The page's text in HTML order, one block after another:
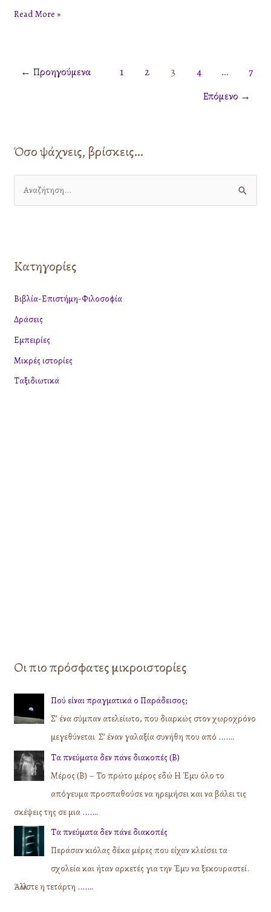
Read More »
← Προηγούμενα 1 2 3 4 …
7
Επόμενο →
Όσο ψάχνεις, βρίσκεις…
ή
η
σ
η
γ
ι
Κατηγορίες
Βιβλία-Επιστήμη-Φιλοσοφία
Δράσεις
Εμπειρίες
Μικρές ιστορίες
Ταξιδιωτικά
Οι πιο πρόσφατες μικροιστορίες
Πού είναι πραγματικά ο Παράδεισος;
Σ’ ένα σύμπαν ατελείωτο, που διαρκώς στον χωροχρόνο
μεγεθύνεται Σ’ έναν γαλαξία συνήθη που από ....…
Τα πνεύματα δεν πάνε διακοπές (Β)
Μέρος (Β) – Το πρώτο μέρος εδώ Η Έμυ όλο το
απόγευμα προσπαθούσε να ηρεμήσει και να βάλει τις
σκέψεις της σε μια ....…
Τα πνεύματα δεν πάνε διακοπές
Περάσαν κιόλας δέκα μέρες που είχαν κλείσει τα
σχολεία και ήταν αρκετές για την Έμυ να ξεκουραστεί.
Άλλωστε η τετάρτη ....…